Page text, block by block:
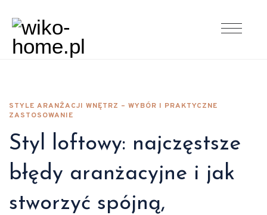
STYLE ARANŻACJI WNĘTRZ – WYBÓR I PRAKTYCZNE
ZASTOSOWANIE
Styl loftowy: najczęstsze
błędy aranżacyjne i jak
stworzyć spójną,